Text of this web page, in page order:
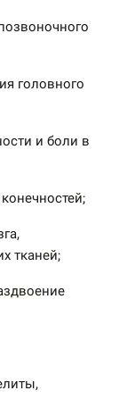
головного
и боли в
тканей;